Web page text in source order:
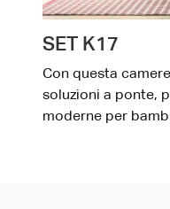
SET K17
Con questa
soluzioni a ponte,
moderne per